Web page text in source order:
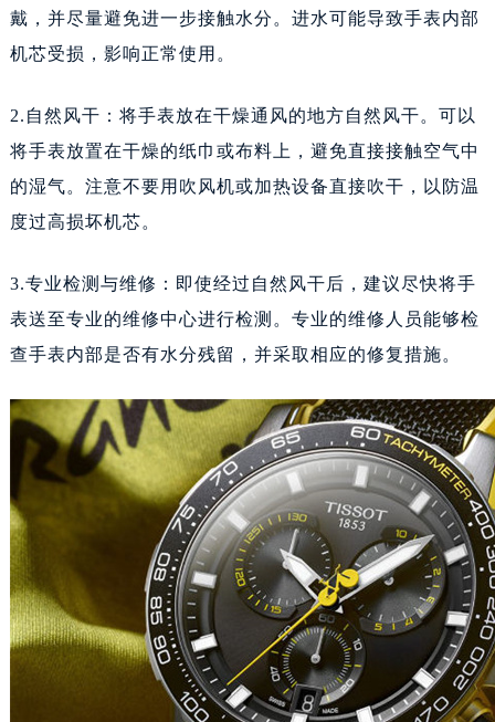
重庆市江北区观音桥步行街2号融恒时代广场9层902室（需提前预约）
太原市迎泽区迎泽街道解放路15号亨得利名表维修授权店3楼（需提前预约）
沈阳市沈河区中街路137号亨得利名表维修授权店1楼（需提前预约）
沈阳市沈河区中街路83号亨得利名表维修授权店1楼（需提前预约）
黑龙江省黑河市爱辉区中央街天梭售后服务中心（需提前预约）
黑龙江省鸡西市鸡冠区红军路天梭售后服务中心（需提前预约）
黑龙江省七台河市桃山区大同街天梭售后服务中心（需提前预约）
黑龙江省齐齐哈尔市龙沙区龙华路天梭售后服务中心（需提前预约）
黑龙江省双鸭山市尖山区新兴大街天梭售后服务中心（需提前预约）
黑龙江省绥化市北林区新华街与康庄路交叉口天梭售后服务中心（需提前预约）
黑龙江省伊春市伊美区通河路天梭售后服务中心（需提前预约）
吉林省白城市洮北区明仁南街天梭售后服务中心（需提前预约）
吉林省白山市浑江区浑江大街天梭售后服务中心（需提前预约）
吉林省吉林市船营区河南街天梭售后服务中心（需提前预约）
吉林省辽源市龙山区人民大街天梭售后服务中心（需提前预约）
戴，并尽量避免进一步接触水分。进水可能导致手表内部
机芯受损，影响正常使用。
2.自然风干：将手表放在干燥通风的地方自然风干。可以
将手表放置在干燥的纸巾或布料上，避免直接接触空气中
的湿气。注意不要用吹风机或加热设备直接吹干，以防温
度过高损坏机芯。
3.专业检测与维修：即使经过自然风干后，建议尽快将手
表送至专业的维修中心进行检测。专业的维修人员能够检
查手表内部是否有水分残留，并采取相应的修复措施。